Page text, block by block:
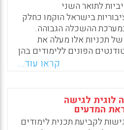
Xלתואר השני
בישראל הוקמו כחלק
ההשכלה הגבוהה.
של תכניות אלו מעלה את
הפונים ללימודים בהן
מחקר זה מבקש לענות על
על שאלון שהועבר בשנת
הלימודים תשס"ז ל־432 סטודנטים בשבע תכניות
תכניות פנים־תקציביות
תל אביב. המחקר
התכניות מבחינת מאפייני
קראו עוד...
לוגית לגישה
המדעים
לקביעת תכנית לימודים